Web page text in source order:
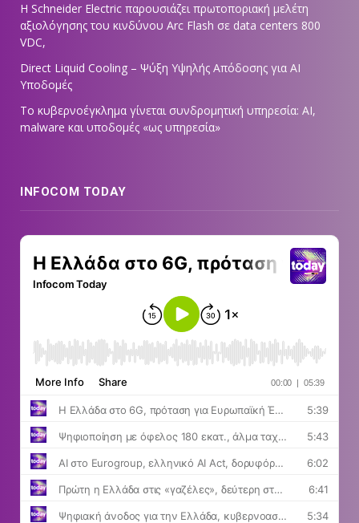
Η Schneider Electric παρουσιάζει πρωτοποριακή μελέτη
αξιολόγησης του κινδύνου Arc Flash σε data centers 800
VDC,
Direct Liquid Cooling – Ψύξη Υψηλής Απόδοσης για AI
Υποδομές
Το κυβερνοέγκλημα γίνεται συνδρομητική υπηρεσία: AI,
malware και υποδομές «ως υπηρεσία»
INFOCOM TODAY